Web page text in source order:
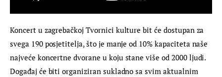
Koncert u zagrebačkoj Tvornici kulture bit će dostupan za
svega 190 posjetitelja, što je manje od 10% kapaciteta naše
najveće koncertne dvorane u koju stane više od 2000 ljudi.
Događaj će biti organiziran sukladno sa svim aktualnim